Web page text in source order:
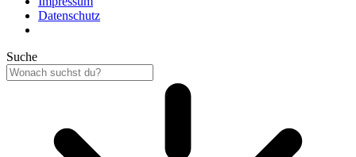
Datenschutz
Suche